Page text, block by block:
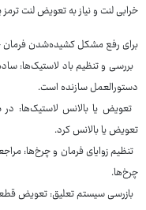
خرابی لنت و نیاز به تعویض لنت ترمز
برای رفع مشکل کشیده‌شدن فرمان
بررسی و تنظیم باد لاستیک‌ها:
دستورالعمل سازنده است.
تعویض یا بالانس لاستیک‌ها: در
تعویض یا بالانس کرد.
تنظیم زوایای فرمان و چرخ‌ها:
چرخ‌ها.
بازرسی سیستم تعلیق: تعویض